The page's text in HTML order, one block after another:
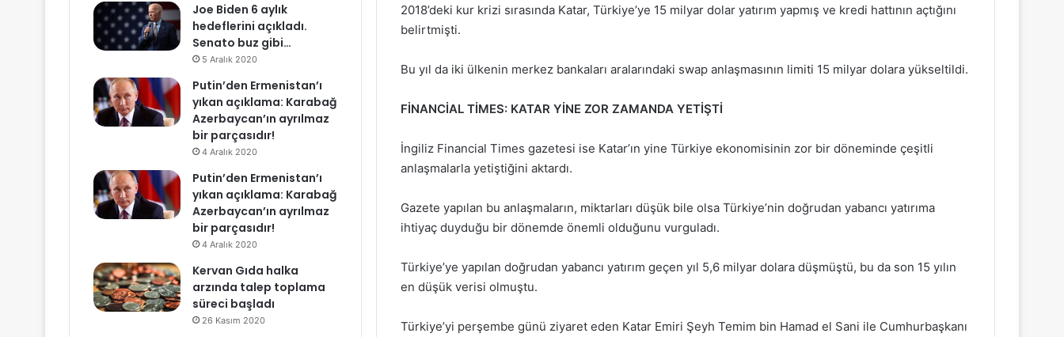
2018’deki kur krizi sırasında Katar, Türkiye’ye 15 milyar dolar yatırım yapmış ve kredi hattının açtığını
belirtmişti.
Bu yıl da iki ülkenin merkez bankaları aralarındaki swap anlaşmasının limiti 15 milyar dolara yükseltildi.
FİNANCİAL TİMES: KATAR YİNE ZOR ZAMANDA YETİŞTİ
İngiliz Financial Times gazetesi ise Katar’ın yine Türkiye ekonomisinin zor bir döneminde çeşitli
anlaşmalarla yetiştiğini aktardı.
Gazete yapılan bu anlaşmaların, miktarları düşük bile olsa Türkiye’nin doğrudan yabancı yatırıma
ihtiyaç duyduğu bir dönemde önemli olduğunu vurguladı.
Türkiye’ye yapılan doğrudan yabancı yatırım geçen yıl 5,6 milyar dolara düşmüştü, bu da son 15 yılın
en düşük verisi olmuştu.
Türkiye’yi perşembe günü ziyaret eden Katar Emiri Şeyh Temim bin Hamad el Sani ile Cumhurbaşkanı
Joe Biden 6 aylık
hedeflerini açıkladı.
Senato buz gibi…
5 Aralık 2020
Putin’den Ermenistan’ı
yıkan açıklama: Karabağ
Azerbaycan’ın ayrılmaz
bir parçasıdır!
4 Aralık 2020
Putin’den Ermenistan’ı
yıkan açıklama: Karabağ
Azerbaycan’ın ayrılmaz
bir parçasıdır!
4 Aralık 2020
Kervan Gıda halka
arzında talep toplama
süreci başladı
26 Kasım 2020